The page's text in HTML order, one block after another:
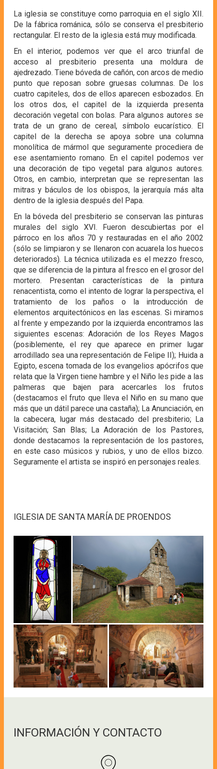
La iglesia se constituye como parroquia en el siglo XII.
De la fábrica románica, sólo se conserva el presbiterio
rectangular. El resto de la iglesia está muy modificada.
En el interior, podemos ver que el arco triunfal de
acceso al presbiterio presenta una moldura de
ajedrezado. Tiene bóveda de cañón, con arcos de medio
punto que reposan sobre gruesas columnas. De los
cuatro capiteles, dos de ellos aparecen esbozados. En
los otros dos, el capitel de la izquierda presenta
decoración vegetal con bolas. Para algunos autores se
trata de un grano de cereal, símbolo eucarístico. El
capitel de la derecha se apoya sobre una columna
monolítica de mármol que seguramente procediera de
ese asentamiento romano. En el capitel podemos ver
una decoración de tipo vegetal para algunos autores.
Otros, en cambio, interpretan que se representan las
mitras y báculos de los obispos, la jerarquía más alta
dentro de la iglesia después del Papa.
En la bóveda del presbiterio se conservan las pinturas
murales del siglo XVI. Fueron descubiertas por el
párroco en los años 70 y restauradas en el año 2002
(sólo se limpiaron y se llenaron con acuarela los huecos
deteriorados). La técnica utilizada es el mezzo fresco,
que se diferencia de la pintura al fresco en el grosor del
mortero. Presentan características de la pintura
renacentista, como el intento de lograr la perspectiva, el
tratamiento de los paños o la introducción de
elementos arquitectónicos en las escenas. Si miramos
al frente y empezando por la izquierda encontramos las
siguientes escenas: Adoración de los Reyes Magos
(posiblemente, el rey que aparece en primer lugar
arrodillado sea una representación de Felipe II); Huida a
Egipto, escena tomada de los evangelios apócrifos que
relata que la Virgen tiene hambre y el Niño les pide a las
palmeras que bajen para acercarles los frutos
(destacamos el fruto que lleva el Niño en su mano que
más que un dátil parece una castaña); La Anunciación, en
la cabecera, lugar más destacado del presbiterio; La
Visitación; San Blas; La Adoración de los Pastores,
donde destacamos la representación de los pastores,
en este caso músicos y rubios, y uno de ellos bizco.
Seguramente el artista se inspiró en personajes reales.
IGLESIA DE SANTA MARÍA DE PROENDOS
INFORMACIÓN Y CONTACTO